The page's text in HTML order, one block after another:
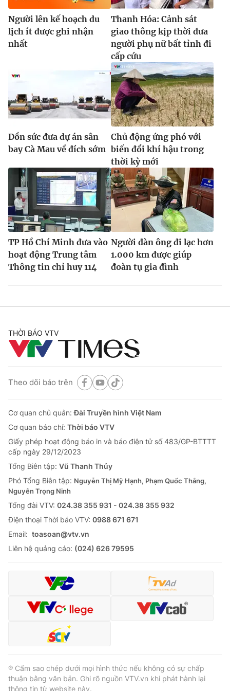
Ðiện thoại Thời báo VTV:024.66 897 897
Email:toasoan@vtv.vn
Liên hệ quảng cáo:024-7300.7108
® Cấm sao chép dưới mọi hình thức nếu không có sự chấp
thuận bằng văn bản. Ghi rõ nguồn VTV.vn khi phát hành lại
thông tin từ website này.
Người lên kế hoạch du
lịch ít được ghi nhận
nhất
Thanh Hóa: Cảnh sát
giao thông kịp thời đưa
người phụ nữ bất tỉnh đi
cấp cứu
Dồn sức đưa dự án sân
bay Cà Mau về đích sớm
Chủ động ứng phó với
biến đổi khí hậu trong
thời kỳ mới
TP Hồ Chí Minh đưa vào
hoạt động Trung tâm
Thông tin chỉ huy 114
Người đàn ông đi lạc hơn
1.000 km được giúp
đoàn tụ gia đình
THỜI BÁO VTV
Theo dõi báo trên
Cơ quan chủ quản:Đài Truyền hình Việt Nam
Cơ quan báo chí: Thời báo VTV
Giấy phép hoạt động báo in và báo điện tử số 483/GP-BTTTT
cấp ngày 29/12/2023
Tổng Biên tập: Vũ Thanh Thủy
Phó Tổng Biên tập: Nguyễn Thị Mỹ Hạnh, Phạm Quốc Thắng,
Nguyễn Trọng Ninh
Tổng đài VTV: 024.38 355 931 - 024.38 355 932
Ðiện thoại Thời báo VTV: 0988 671 671
Email: toasoan@vtv.vn
Liên hệ quảng cáo: (024) 626 79595
® Cấm sao chép dưới mọi hình thức nếu không có sự chấp
thuận bằng văn bản. Ghi rõ nguồn VTV.vn khi phát hành lại
thông tin từ website này.